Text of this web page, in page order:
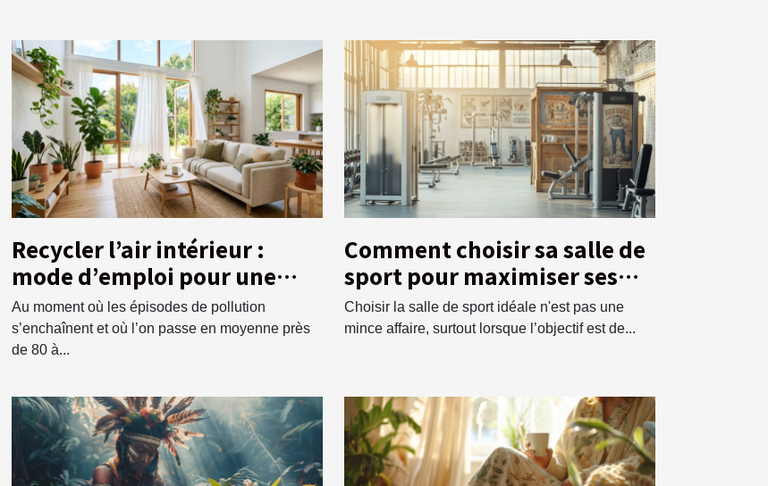
Recycler l’air intérieur :
mode d’emploi pour une
maison saine
Au moment où les épisodes de pollution
s’enchaînent et où l’on passe en moyenne près
de 80 à...
Comment choisir sa salle de
sport pour maximiser ses
entraînements ?
Choisir la salle de sport idéale n'est pas une
mince affaire, surtout lorsque l’objectif est de...